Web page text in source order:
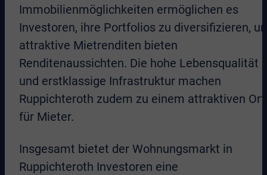
Immobilienmöglichkeiten ermöglichen es
Investoren, ihre Portfolios zu diversifizieren,
attraktive Mietrenditen bieten
Renditenaussichten. Die hohe Lebensqualität
und erstklassige Infrastruktur machen
Ruppichteroth zudem zu einem attraktiven Ort
für Mieter.
Insgesamt bietet der Wohnungsmarkt in
Ruppichteroth Investoren eine